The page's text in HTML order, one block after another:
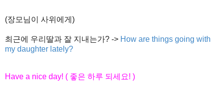
(장모님이 사위에게)
최근에 우리딸과 잘 지내는가? -> How are things going with
my daughter lately?
Have a nice day! ( 좋은 하루 되세요! )